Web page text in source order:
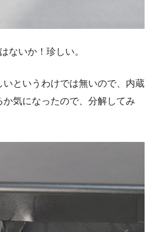
ないか！珍しい。
というわけでは無いので、内蔵
か気になったので、分解してみ